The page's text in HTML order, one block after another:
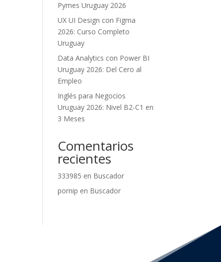
Pymes Uruguay 2026
UX UI Design con Figma
2026: Curso Completo
Uruguay
Data Analytics con Power BI
Uruguay 2026: Del Cero al
Empleo
Inglés para Negocios
Uruguay 2026: Nivel B2-C1 en
3 Meses
Comentarios
recientes
333985 en Buscador
pornip en Buscador